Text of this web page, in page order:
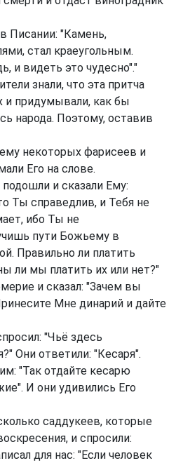
Писании: "Камень,
стал краеугольным.
и видеть это чудесно"."
знали, что эта притча
и придумывали, как бы
народа. Поэтому, оставив
некоторых фарисеев и
Его на слове.
и сказали Ему:
Ты справедлив, и Тебя не
ибо Ты не
пути Божьему в
Правильно ли платить
ли мы платить их или нет?"
и сказал: "Зачем вы
Мне динарий и дайте
"Чьё здесь
Они ответили: "Кесаря".
"Так отдайте кесарю
И они удивились Его
саддукеев, которые
и спросили:
для нас: "Если человек